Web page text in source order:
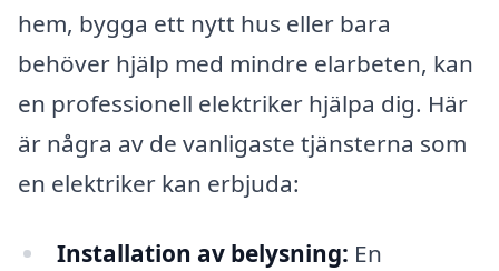
hem, bygga ett nytt hus eller bara
behöver hjälp med mindre elarbeten, kan
en professionell elektriker hjälpa dig. Här
är några av de vanligaste tjänsterna som
en elektriker kan erbjuda:
Installation av belysning: En